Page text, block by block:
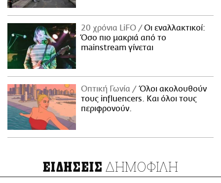
20 χρόνια LiFO
Οι εναλλακτικοί:
Όσο πιο μακριά από το
mainstream γίνεται
Οπτική Γωνία
Όλοι ακολουθούν
τους influencers. Και όλοι τους
περιφρονούν.
ΕΙΔΗΣΕΙΣ ΔΗΜΟΦΙΛΗ